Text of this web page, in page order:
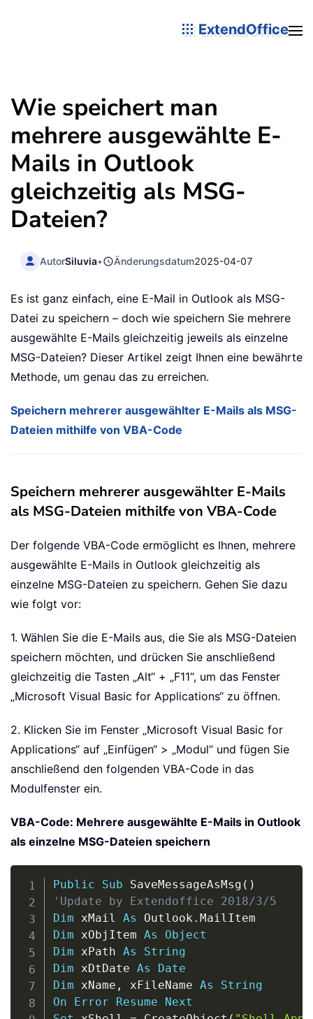
ExtendOffice
Wie speichert man
mehrere ausgewählte E-
Mails in Outlook
gleichzeitig als MSG-
Dateien?
AutorSiluvia• Änderungsdatum2025-04-07
Es ist ganz einfach, eine E-Mail in Outlook als MSG-
Datei zu speichern – doch wie speichern Sie mehrere
ausgewählte E-Mails gleichzeitig jeweils als einzelne
MSG-Dateien? Dieser Artikel zeigt Ihnen eine bewährte
Methode, um genau das zu erreichen.
Speichern mehrerer ausgewählter E-Mails als MSG-
Dateien mithilfe von VBA-Code
Speichern mehrerer ausgewählter E-Mails
als MSG-Dateien mithilfe von VBA-Code
Der folgende VBA-Code ermöglicht es Ihnen, mehrere
ausgewählte E-Mails in Outlook gleichzeitig als
einzelne MSG-Dateien zu speichern. Gehen Sie dazu
wie folgt vor:
1. Wählen Sie die E-Mails aus, die Sie als MSG-Dateien
speichern möchten, und drücken Sie anschließend
gleichzeitig die Tasten „Alt“ + „F11“, um das Fenster
„Microsoft Visual Basic for Applications“ zu öffnen.
2. Klicken Sie im Fenster „Microsoft Visual Basic for
Applications“ auf „Einfügen“ > „Modul“ und fügen Sie
anschließend den folgenden VBA-Code in das
Modulfenster ein.
VBA-Code: Mehrere ausgewählte E-Mails in Outlook
als einzelne MSG-Dateien speichern
Public Sub SaveMessageAsMsg ( )
'Update by Extendoffice 2018/3/5
Dim xMail As Outlook .
Dim xObjItem As
Object
Dim xPath As
String
Dim xDtDate As
Date
Dim xName , xFileName As
String
On
Error Resume
Next
Copy